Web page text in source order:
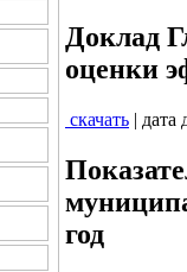
Доклад
оценки
скачать | дата
год